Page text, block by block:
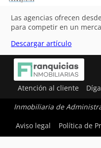
Las agencias ofrecen
para competir en un
Descargar artículo
Atención al cliente
Inmobiliaria de
Aviso legal
Política de